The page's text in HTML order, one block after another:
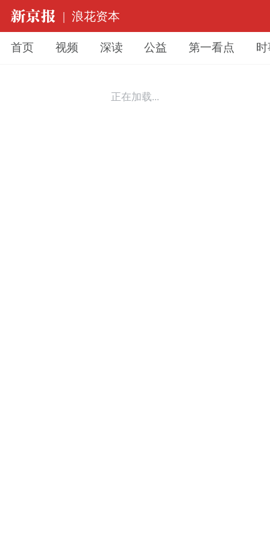
| 浪花资本
首页 视频 深读 公益 第一看点
正在加载...